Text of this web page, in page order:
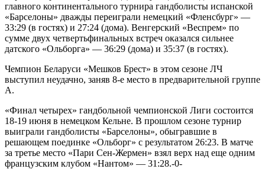
главного континентального турнира гандболисты испанской
«Барселоны» дважды переиграли немецкий «Фленсбург» —
33:29 (в гостях) и 27:24 (дома). Венгерский «Веспрем» по
сумме двух четвертьфинальных встреч оказался сильнее
датского «Ольборга» — 36:29 (дома) и 35:37 (в гостях).
Чемпион Беларуси «Мешков Брест» в этом сезоне ЛЧ
выступил неудачно, заняв 8-е место в предварительной группе
А.
«Финал четырех» гандбольной чемпионской Лиги состоится
18-19 июня в немецком Кельне. В прошлом сезоне турнир
выиграли гандболисты «Барселоны», обыгравшие в
решающем поединке «Ольборг» с результатом 26:23. В матче
за третье место «Пари Сен-Жермен» взял верх над еще одним
французским клубом «Нантом» — 31:28.-0-